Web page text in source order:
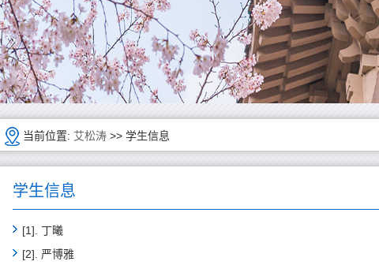
当前位置: 艾松涛 >> 学生信息
学生信息
[1]. 丁曦
[2]. 严博雅